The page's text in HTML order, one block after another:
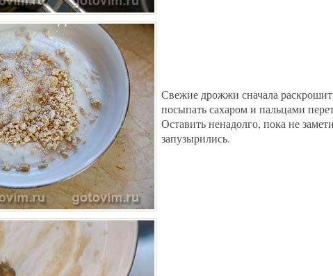
Свежие дрожжи сначала
посыпать сахаром и пальцами
Оставить ненадолго, пока не
запузырились.